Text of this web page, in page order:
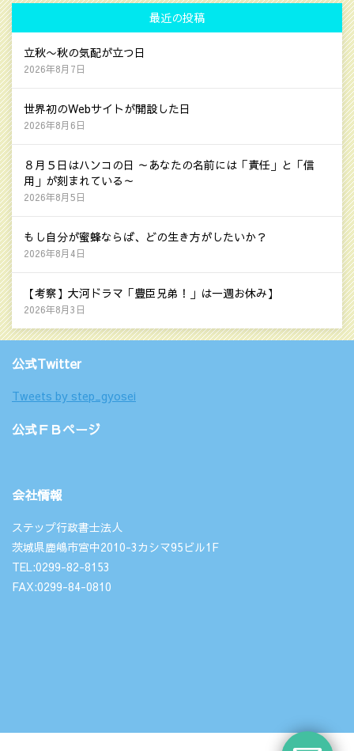
最近の投稿
立秋〜秋の気配が立つ日
2026年8月7日
世界初のWebサイトが開設した日
2026年8月6日
８月５日はハンコの日 ～あなたの名前には「責任」と「信
用」が刻まれている～
2026年8月5日
もし自分が蜜蜂ならば、どの生き方がしたいか？
2026年8月4日
【考察】大河ドラマ「豊臣兄弟！」は一週お休み】
2026年8月3日
公式Twitter
Tweets by step_gyosei
公式ＦＢページ
会社情報
ステップ行政書士法人
茨城県鹿嶋市宮中2010-3カシマ95ビル1F
TEL:0299-82-8153
FAX:0299-84-0810